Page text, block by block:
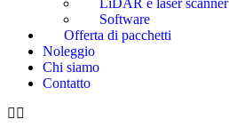
LiDAR e laser scanner
Software
Offerta di pacchetti
Noleggio
Chi siamo
Contatto